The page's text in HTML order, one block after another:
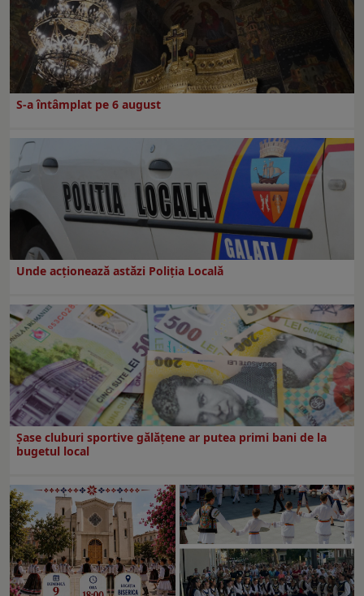
S-a întâmplat pe 6 august
Unde acționează astăzi Poliția Locală
Şase cluburi sportive gălăţene ar putea primi bani de la
bugetul local